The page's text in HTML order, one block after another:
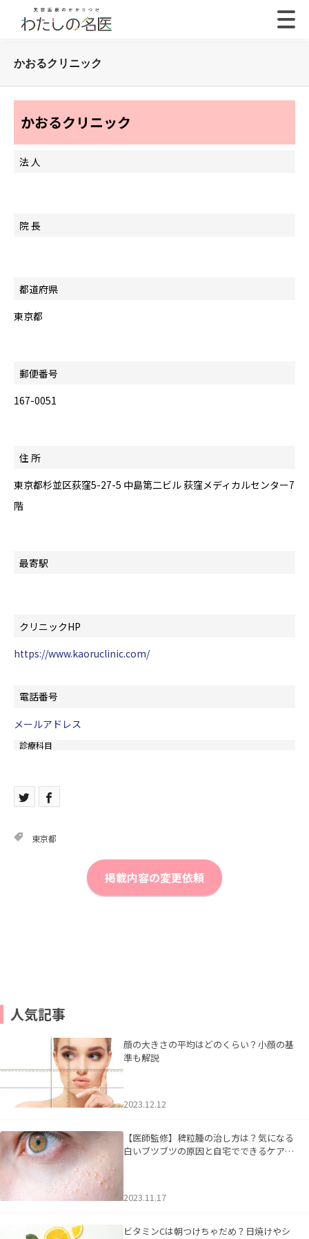
かおるクリニック
かおるクリニック
法 人
院 長
都道府県
東京都
郵便番号
167-0051
住 所
東京都杉並区荻窪5-27-5 中島第二ビル 荻窪メディカルセンター7
階
最寄駅
クリニックHP
https://www.kaoruclinic.com/
電話番号
メールアドレス
診療科目
東京都
掲載内容の変更依頼
人気記事
顔の大きさの平均はどのくらい？小顔の基
準も解説
2023.12.12
【医師監修】稗粒腫の治し方は？気になる
白いブツブツの原因と自宅でできるケアに
2023.11.17
ビタミンCは朝つけちゃだめ？日焼けやシ